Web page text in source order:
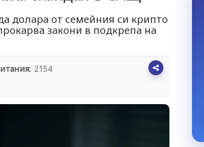
долара от семейния си крипто
закони в подкрепа на
2154